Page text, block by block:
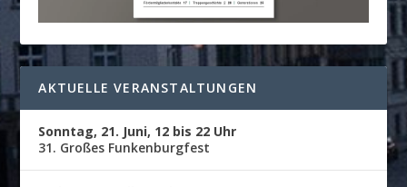
AKTUELLE VERANSTALTUNGEN
Sonntag, 21. Juni, 12 bis 22 Uhr
31. Großes Funkenburgfest